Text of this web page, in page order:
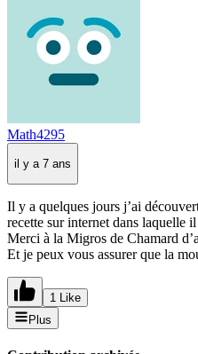
Math4295
il y a 7 ans
Il y a quelques jours j’ai
recette sur internet dans laquelle
Merci à la Migros de Chamard
Et je peux vous assurer que la
1 Like
Plus